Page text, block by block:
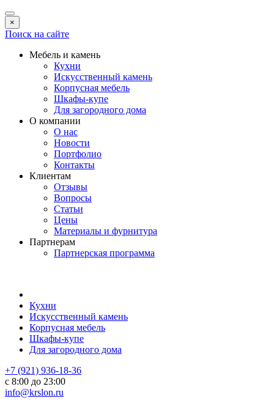
×
Поиск на сайте
Мебель и камень
Кухни
Искусственный камень
Корпусная мебель
Шкафы-купе
Для загородного дома
О компании
О нас
Новости
Портфолио
Контакты
Клиентам
Отзывы
Вопросы
Статьи
Цены
Материалы и фурнитура
Партнерам
Партнерская программа
Кухни
Искусственный камень
Корпусная мебель
Шкафы-купе
Для загородного дома
+7 (921) 936-18-36
с 8:00 до 23:00
info@krslon.ru